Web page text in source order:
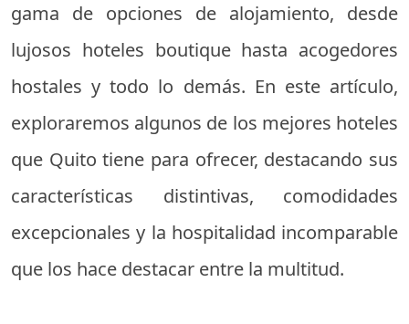
gama de opciones de alojamiento, desde
lujosos hoteles boutique hasta acogedores
hostales y todo lo demás. En este artículo,
exploraremos algunos de los mejores hoteles
que Quito tiene para ofrecer, destacando sus
características distintivas, comodidades
excepcionales y la hospitalidad incomparable
que los hace destacar entre la multitud.